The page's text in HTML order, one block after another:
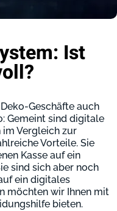
Ist
Geschäfte auch
Gemeint sind digitale
im Vergleich zur
Vorteile. Sie
Kasse auf ein
sind sich aber noch
ein digitales
möchten wir Ihnen mit
bieten.